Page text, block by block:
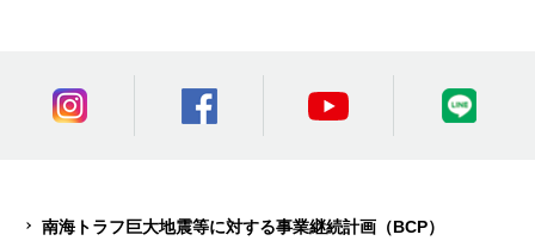
南海トラフ巨大地震等に対する事業継続計画（BCP）